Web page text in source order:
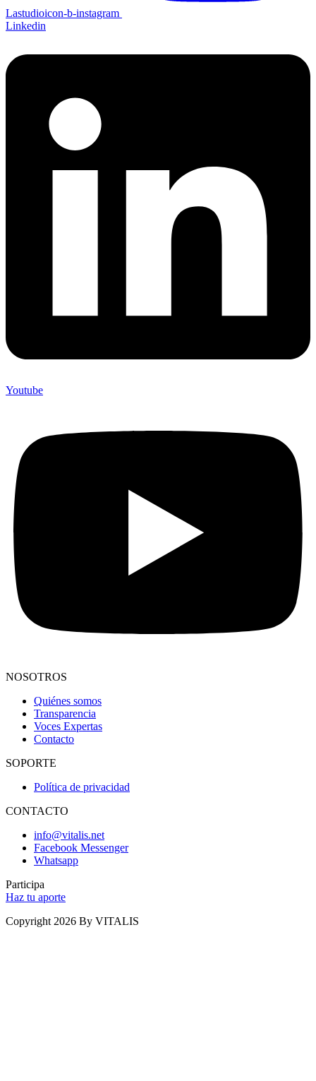
Lastudioicon-b-instagram
Linkedin
Youtube
NOSOTROS
Quiénes somos
Transparencia
Voces Expertas
Contacto
SOPORTE
Política de privacidad
CONTACTO
info@vitalis.net
Facebook Messenger
Whatsapp
Participa
Haz tu aporte
Copyright 2026 By VITALIS